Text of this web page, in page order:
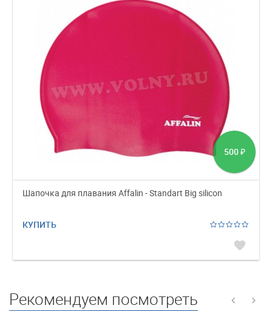
500 ₽
Шапочка для плавания Affalin - Standart Big silicon
КУПИТЬ
favorite
Рекомендуем посмотреть